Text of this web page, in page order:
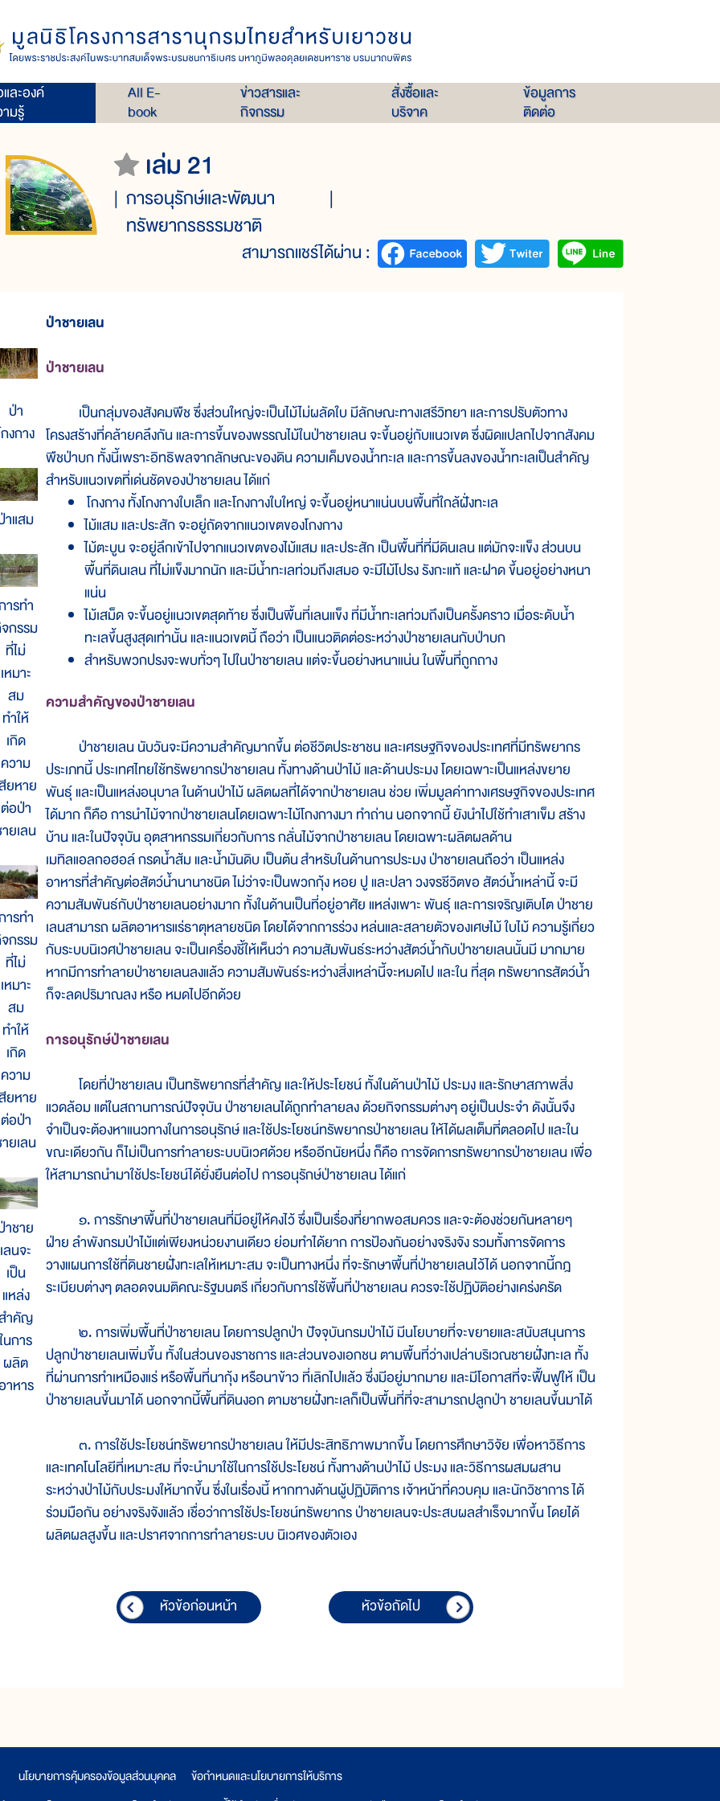
ละองค์
มรู้
All E-
book
ข่าวสารและ
กิจกรรม
สั่งซื้อและ
บริจาค
ข้อมูลการ
ติดต่อ
เล่ม 21
การอนุรักษ์และพัฒนา
ทรัพยากรธรรมชาติ
สามารถแชร์ได้ผ่าน :
ป่า
งกาง
าแสม
ารทำ
กรรม
ที่ไม่
เหมาะ
สม
ทำให้
เกิด
ความ
ยหาย
ต่อป่า
ยเลน
ารทำ
กรรม
ที่ไม่
เหมาะ
สม
ทำให้
เกิด
ความ
ยหาย
ต่อป่า
ยเลน
าชาย
เลนจะ
เป็น
แหล่ง
ำคัญ
ในการ
ผลิต
าหาร
ป่าชายเลน
ป่าชายเลน
เป็นกลุ่มของสังคมพืช ซึ่งส่วนใหญ่จะเป็นไม้ไม่ผลัดใบ มีลักษณะทางเสรีวิทยา และการปรับตัวทาง
โครงสร้างที่คล้ายคลึงกัน และการขึ้นของพรรณไม้ในป่าชายเลน จะขึ้นอยู่กับแนวเขต ซึ่งผิดแปลกไปจากสังคม
พืชป่าบก ทั้งนี้เพราะอิทธิพลจากลักษณะของดิน ความเค็มของน้ำทะเล และการขึ้นลงของน้ำทะเลเป็นสำคัญ
สำหรับแนวเขตที่เด่นชัดของป่าชายเลน ได้แก่
โกงกาง ทั้งโกงกางใบเล็ก และโกงกางใบใหญ่ จะขึ้นอยู่หนาแน่นบนพื้นที่ใกล้ฝั่งทะเล
ไม้แสม และประสัก จะอยู่ถัดจากแนวเขตของโกงกาง
ไม้ตะบูน จะอยู่ลึกเข้าไปจากแนวเขตของไม้แสม และประสัก เป็นพื้นที่ที่มีดินเลน แต่มักจะแข็ง ส่วนบน
พื้นที่ดินเลน ที่ไม่แข็งมากนัก และมีน้ำทะเลท่วมถึงเสมอ จะมีไม้โปรง รังกะแท้ และฝาด ขึ้นอยู่อย่างหนา
แน่น
ไม้เสม็ด จะขึ้นอยู่แนวเขตสุดท้าย ซึ่งเป็นพื้นที่เลนแข็ง ที่มีน้ำทะเลท่วมถึงเป็นครั้งคราว เมื่อระดับน้ำ
ทะเลขึ้นสูงสุดเท่านั้น และแนวเขตนี้ ถือว่า เป็นแนวติดต่อระหว่างป่าชายเลนกับป่าบก
สำหรับพวกปรงจะพบทั่วๆ ไปในป่าชายเลน แต่จะขึ้นอย่างหนาแน่น ในพื้นที่ถูกถาง
ความสำคัญของป่าชายเลน
ป่าชายเลน นับวันจะมีความสำคัญมากขึ้น ต่อชีวิตประชาชน และเศรษฐกิจของประเทศที่มีทรัพยากร
ประเภทนี้ ประเทศไทยใช้ทรัพยากรป่าชายเลน ทั้งทางด้านป่าไม้ และด้านประมง โดยเฉพาะเป็นแหล่งขยาย
พันธุ์ และเป็นแหล่งอนุบาล ในด้านป่าไม้ ผลิตผลที่ได้จากป่าชายเลน ช่วย เพิ่มมูลค่าทางเศรษฐกิจของประเทศ
ได้มาก ก็คือ การนำไม้จากป่าชายเลนโดยเฉพาะไม้โกงกางมา ทำถ่าน นอกจากนี้ ยังนำไปใช้ทำเสาเข็ม สร้าง
บ้าน และในปัจจุบัน อุตสาหกรรมเกี่ยวกับการ กลั่นไม้จากป่าชายเลน โดยเฉพาะผลิตผลด้าน
เมทิลแอลกอฮอล์ กรดน้ำส้ม และน้ำมันดิบ เป็นต้น สำหรับในด้านการประมง ป่าชายเลนถือว่า เป็นแหล่ง
อาหารที่สำคัญต่อสัตว์น้ำนานาชนิด ไม่ว่าจะเป็นพวกกุ้ง หอย ปู และปลา วงจรชีวิตขอ สัตว์น้ำเหล่านี้ จะมี
ความสัมพันธ์กับป่าชายเลนอย่างมาก ทั้งในด้านเป็นที่อยู่อาศัย แหล่งเพาะ พันธุ์ และการเจริญเติบโต ป่าชาย
เลนสามารถ ผลิตอาหารแร่ธาตุหลายชนิด โดยได้จากการร่วง หล่นและสลายตัวของเศษไม้ ใบไม้ ความรู้เกี่ยว
กับระบบนิเวศป่าชายเลน จะเป็นเครื่องชี้ให้เห็นว่า ความสัมพันธ์ระหว่างสัตว์น้ำกับป่าชายเลนนั้นมี มากมาย
หากมีการทำลายป่าชายเลนลงแล้ว ความสัมพันธ์ระหว่างสิ่งเหล่านี้จะหมดไป และใน ที่สุด ทรัพยากรสัตว์น้ำ
ก็จะลดปริมาณลง หรือ หมดไปอีกด้วย
การอนุรักษ์ป่าชายเลน
โดยที่ป่าชายเลน เป็นทรัพยากรที่สำคัญ และให้ประโยชน์ ทั้งในด้านป่าไม้ ประมง และรักษาสภาพสิ่ง
แวดล้อม แต่ในสถานการณ์ปัจจุบัน ป่าชายเลนได้ถูกทำลายลง ด้วยกิจกรรมต่างๆ อยู่เป็นประจำ ดังนั้นจึง
จำเป็นจะต้องหาแนวทางในการอนุรักษ์ และใช้ประโยชน์ทรัพยากรป่าชายเลน ให้ได้ผลเต็มที่ตลอดไป และใน
ขณะเดียวกัน ก็ไม่เป็นการทำลายระบบนิเวศด้วย หรืออีกนัยหนึ่ง ก็คือ การจัดการทรัพยากรป่าชายเลน เพื่อ
ให้สามารถนำมาใช้ประโยชน์ได้ยั่งยืนต่อไป การอนุรักษ์ป่าชายเลน ได้แก่
๑. การรักษาพื้นที่ป่าชายเลนที่มีอยู่ให้คงไว้ ซึ่งเป็นเรื่องที่ยากพอสมควร และจะต้องช่วยกันหลายๆ
ฝ่าย ลำพังกรมป่าไม้แต่เพียงหน่วยงานเดียว ย่อมทำได้ยาก การป้องกันอย่างจริงจัง รวมทั้งการจัดการ
วางแผนการใช้ที่ดินชายฝั่งทะเลให้เหมาะสม จะเป็นทางหนึ่ง ที่จะรักษาพื้นที่ป่าชายเลนไว้ได้ นอกจากนี้กฎ
ระเบียบต่างๆ ตลอดจนมติคณะรัฐมนตรี เกี่ยวกับการใช้พื้นที่ป่าชายเลน ควรจะใช้ปฏิบัติอย่างเคร่งครัด
๒. การเพิ่มพื้นที่ป่าชายเลน โดยการปลูกป่า ปัจจุบันกรมป่าไม้ มีนโยบายที่จะขยายและสนับสนุนการ
ปลูกป่าชายเลนเพิ่มขึ้น ทั้งในส่วนของราชการ และส่วนของเอกชน ตามพื้นที่ว่างเปล่าบริเวณชายฝั่งทะเล ทั้ง
ที่ผ่านการทำเหมืองแร่ หรือพื้นที่นากุ้ง หรือนาข้าว ที่เลิกไปแล้ว ซึ่งมีอยู่มากมาย และมีโอกาสที่จะฟื้นฟูให้ เป็น
ป่าชายเลนขึ้นมาได้ นอกจากนี้พื้นที่ดินงอก ตามชายฝั่งทะเลก็เป็นพื้นที่ที่จะสามารถปลูกป่า ชายเลนขึ้นมาได้
๓. การใช้ประโยชน์ทรัพยากรป่าชายเลน ให้มีประสิทธิภาพมากขึ้น โดยการศึกษาวิจัย เพื่อหาวิธีการ
และเทคโนโลยีที่เหมาะสม ที่จะนำมาใช้ในการใช้ประโยชน์ ทั้งทางด้านป่าไม้ ประมง และวิธีการผสมผสาน
ระหว่างป่าไม้กับประมงให้มากขึ้น ซึ่งในเรื่องนี้ หากทางด้านผู้ปฏิบัติการ เจ้าหน้าที่ควบคุม และนักวิชาการ ได้
ร่วมมือกัน อย่างจริงจังแล้ว เชื่อว่าการใช้ประโยชน์ทรัพยากร ป่าชายเลนจะประสบผลสำเร็จมากขึ้น โดยได้
ผลิตผลสูงขึ้น และปราศจากการทำลายระบบ นิเวศของตัวเอง
หัวข้อก่อนหน้า หัวข้อถัดไป
นโยบายการคุ้มครองข้อมูลส่วนบุคคล
ข้อกำหนดและนโยบายการให้บริการ